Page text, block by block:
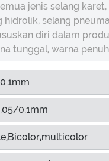
jenis selang
hidrolik, selang
diri dalam
tunggal, warna
0.1mm